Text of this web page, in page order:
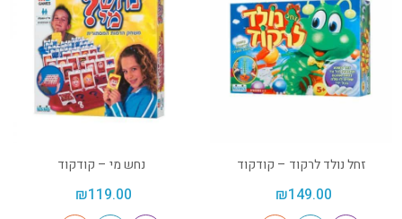
זחל נולד לרקוד – קודקוד
₪149.00
נחש מי – קודקוד
₪119.00